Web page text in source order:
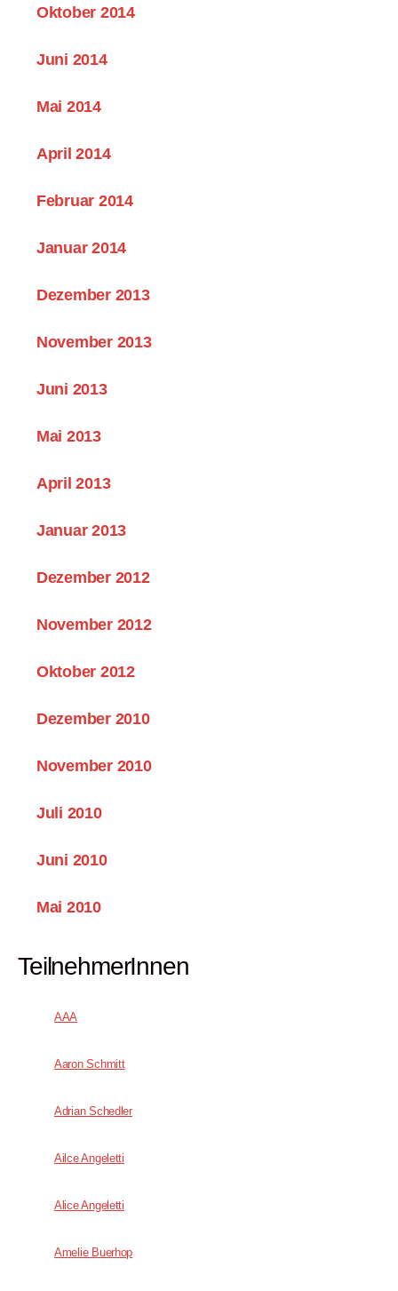
Oktober 2014
Juni 2014
Mai 2014
April 2014
Februar 2014
Januar 2014
Dezember 2013
November 2013
Juni 2013
Mai 2013
April 2013
Januar 2013
Dezember 2012
November 2012
Oktober 2012
Dezember 2010
November 2010
Juli 2010
Juni 2010
Mai 2010
TeilnehmerInnen
AAA
Aaron Schmitt
Adrian Schedler
Ailce Angeletti
Alice Angeletti
Amelie Buerhop